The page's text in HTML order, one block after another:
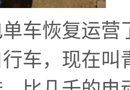
车恢复运营
车，现在